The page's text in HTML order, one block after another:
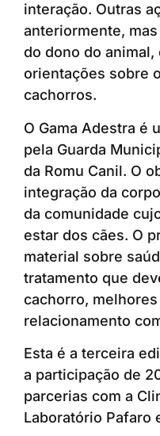
interação. Outras
anteriormente,
do dono do
orientações sobre
cachorros.
O Gama Adestra é
pela Guarda
da Romu Canil. O
integração da
da comunidade
estar dos cães. O
material sobre
tratamento que
cachorro,
relacionamento
Esta é a terceira
a participação de
parcerias com a
Laboratório Pafaro